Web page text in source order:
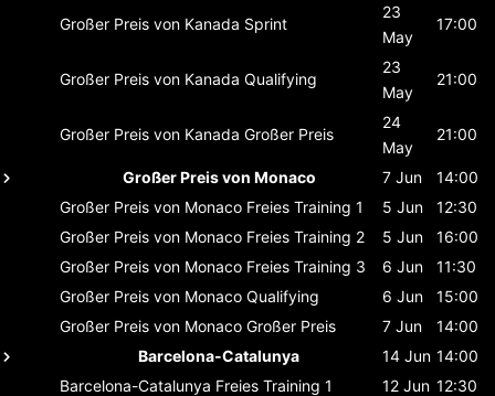
Großer Preis von Kanada Sprint
23
May
17:00
Großer Preis von Kanada Qualifying
23
May
21:00
Großer Preis von Kanada Großer Preis
24
May
21:00
Großer Preis von Monaco 7 Jun
14:00
Großer Preis von Monaco Freies Training 1 5 Jun
12:30
Großer Preis von Monaco Freies Training 2 5 Jun
16:00
Großer Preis von Monaco Freies Training 3 6 Jun
11:30
Großer Preis von Monaco Qualifying 6 Jun
15:00
Großer Preis von Monaco Großer Preis 7 Jun
14:00
Barcelona-Catalunya
14 Jun 14:00
Barcelona-Catalunya Freies Training 1 12 Jun 12:30